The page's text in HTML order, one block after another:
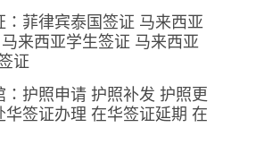
：菲律宾泰国签证 马来西亚
来西亚学生签证 马来西亚
证
：护照申请 护照补发 护照更
签证办理 在华签证延期 在